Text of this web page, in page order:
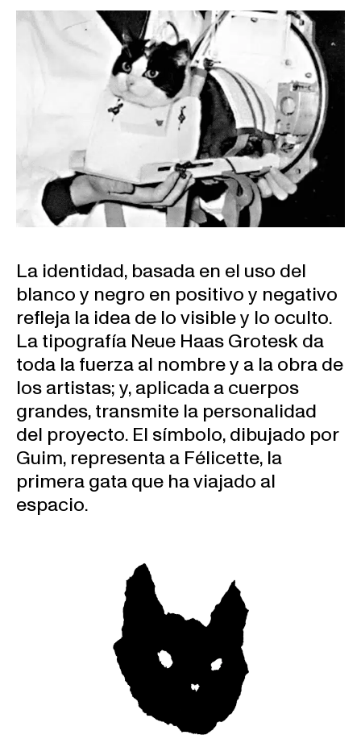
La identidad, basada en el uso del
blanco y negro en positivo y negativo
refleja la idea de lo visible y lo oculto.
La tipografía Neue Haas Grotesk da
toda la fuerza al nombre y a la obra de
los artistas; y, aplicada a cuerpos
grandes, transmite la personalidad
del proyecto. El símbolo, dibujado por
Guim, representa a Félicette, la
primera gata que ha viajado al
espacio.